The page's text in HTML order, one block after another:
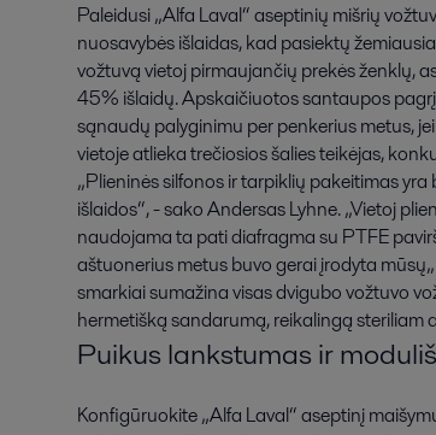
Paleidusi „Alfa Laval“ aseptinių mišrių
nuosavybės išlaidas, kad pasiektų
vožtuvą vietoj pirmaujančių prekės ženklų,
45% išlaidų. Apskaičiuotos santaupos
sąnaudų palyginimu per penkerius metus,
vietoje atlieka trečiosios šalies teikėjas,
„Plieninės silfonos ir tarpiklių pakeitimas
išlaidos“, - sako Andersas Lyhne. „Vietoj
naudojama ta pati diafragma su PTFE
aštuonerius metus buvo gerai įrodyta
smarkiai sumažina visas dvigubo vožtuvo
hermetišką sandarumą, reikalingą steriliam
Puikus lankstumas ir
Konfigūruokite „Alfa Laval“ aseptinį